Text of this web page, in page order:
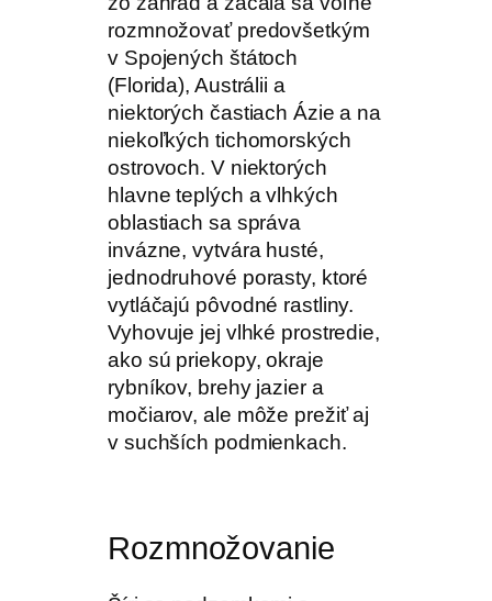
rozmnožovať predovšetkým
v Spojených štátoch
(Florida), Austrálii a
niektorých častiach Ázie a na
niekoľkých tichomorských
ostrovoch. V niektorých
hlavne teplých a vlhkých
oblastiach sa správa
invázne, vytvára husté,
jednodruhové porasty, ktoré
vytláčajú pôvodné rastliny.
Vyhovuje jej vlhké prostredie,
ako sú priekopy, okraje
rybníkov, brehy jazier a
močiarov, ale môže prežiť aj
v suchších podmienkach.
Rozmnožovanie